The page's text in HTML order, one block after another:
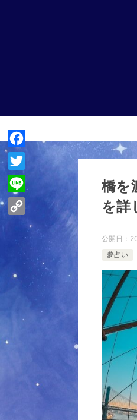
橋を
を詳
公開日：
夢占い
F
a
c
e
k
T
w
i
L
y